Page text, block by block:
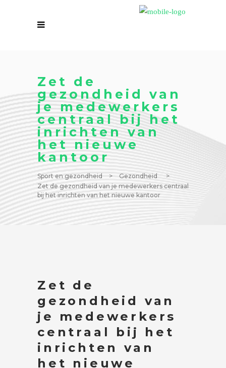
Zet de
gezondheid van
je medewerkers
centraal bij het
inrichten van
het nieuwe
kantoor
Sport en gezondheid > Gezondheid
>
Zet de gezondheid van je medewerkers centraal
bij het inrichten van het nieuwe kantoor
Zet de
gezondheid van
je medewerkers
centraal bij het
inrichten van
het nieuwe